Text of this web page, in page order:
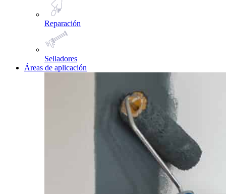
Reparación
Selladores
Áreas de aplicación